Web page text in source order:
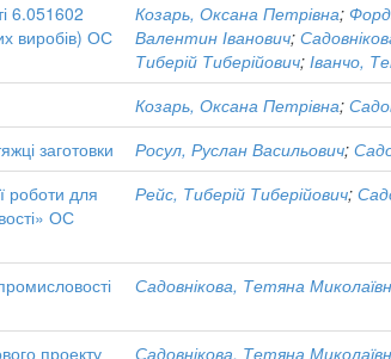
6.051602
виробів) ОС
Козарь, Оксана Петрівна;
Валентин Іванович;
Тиберій Тиберійович; Іванчо,
Козарь, Оксана Петрівна;
заготовки Росул, Руслан Васильович;
роботи для
ОС
Рейс, Тиберій Тиберійович;
Садовнікова, Тетяна
проекту Садовнікова, Тетяна